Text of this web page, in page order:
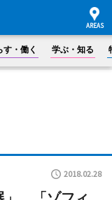
す・働く 学ぶ・知る
2018.02.28